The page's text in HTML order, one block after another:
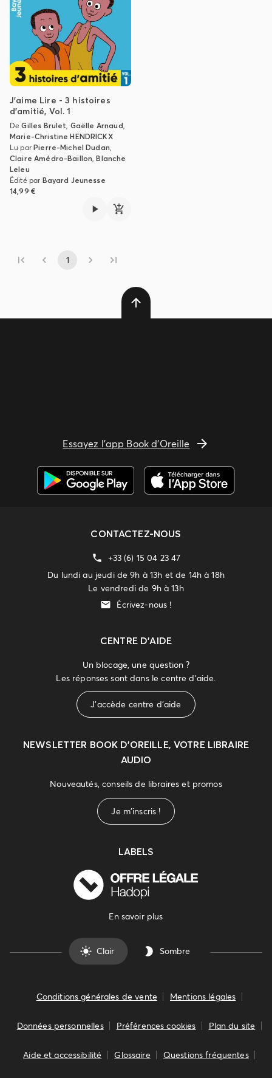
J'aime Lire - 3 histoires
d'amitié, Vol. 1
DeGilles Brulet Gaëlle Arnaud
Marie-Christine HENDRICKX
Lu parPierre-Michel Dudan
Claire Amédro-Baillon ,Blanche
Leleu
Édité par Bayard Jeunesse
14,99 €
1
Essayez l'app Book d'Oreille
CONTACTEZ-NOUS
+33 (6) 15 04 23 47
Du lundi au jeudi de 9h à 13h et de 14h à 18h
Le vendredi de 9h à 13h
Écrivez-nous !
CENTRE D'AIDE
Un blocage, une question ?
Les réponses sont dans le centre d'aide.
J'accède centre d'aide
NEWSLETTER BOOK D’OREILLE, VOTRE LIBRAIRE
AUDIO
Nouveautés, conseils de libraires et promos
Je m'inscris !
LABELS
En savoir plus
Clair Sombre
Conditions générales de vente Mentions légales
Données personnelles Préférences cookies Plan du site
Aide et accessibilité Glossaire Questions fréquentes